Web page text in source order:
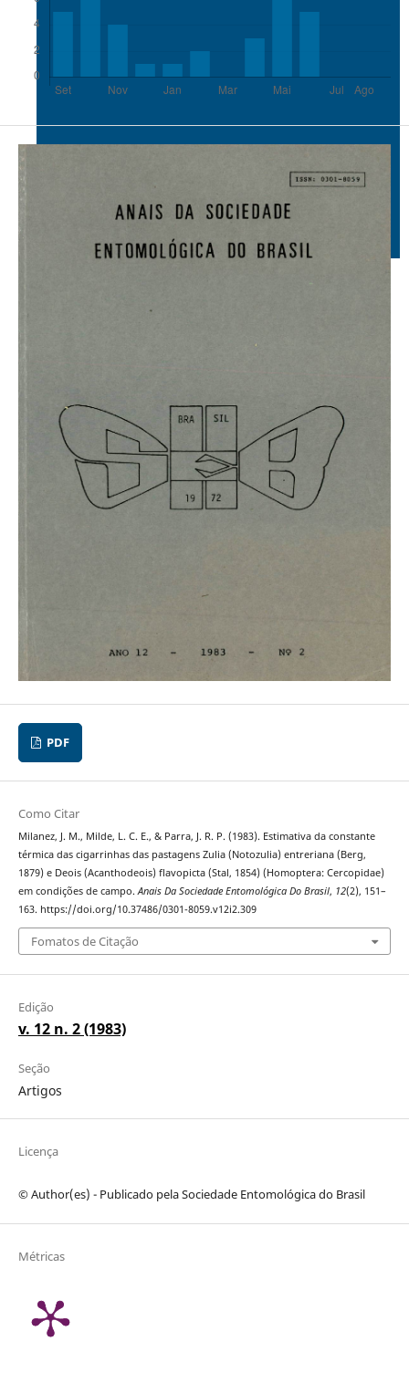
PDF
Como Citar
Milanez, J. M., Milde, L. C. E., & Parra, J. R. P. (1983). Estimativa da constante
térmica das cigarrinhas das pastagens Zulia (Notozulia) entreriana (Berg,
1879) e Deois (Acanthodeois) flavopicta (Stal, 1854) (Homoptera: Cercopidae)
em condições de campo.Anais Da Sociedade Entomológica Do Brasil, 12(2), 151–
163. https://doi.org/10.37486/0301-8059.v12i2.309
Fomatos de Citação
Edição
v. 12 n. 2 (1983)
Seção
Artigos
Licença
© Author(es) - Publicado pela Sociedade Entomológica do Brasil
Métricas